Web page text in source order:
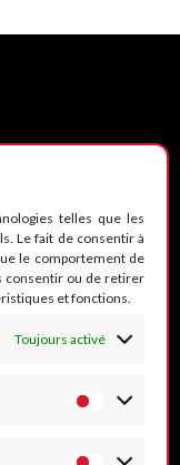
telles que les
Le fait de consentir à
le comportement de
consentir ou de retirer
et fonctions.
Toujours activé